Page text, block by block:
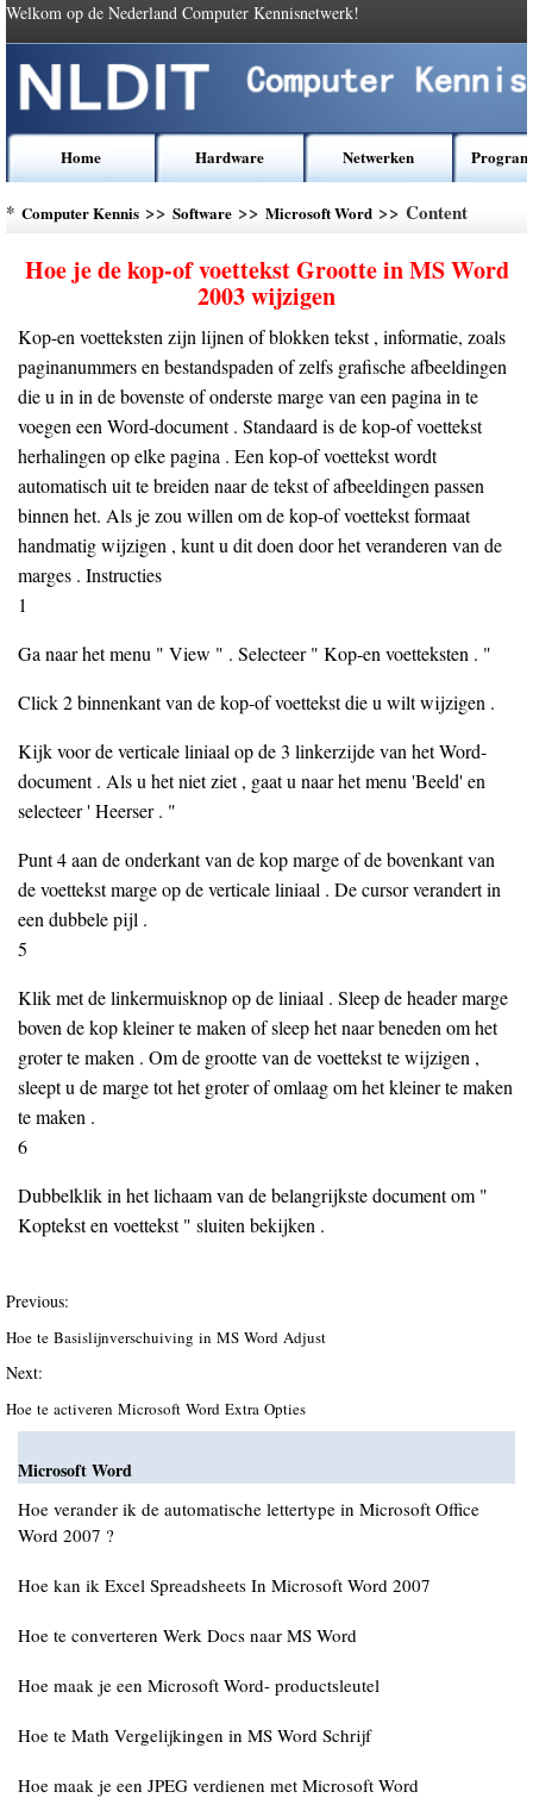
Welkom op de Nederland Computer Kennisnetwerk!
Home Hardware Netwerken
* Computer Kennis >> Software >> Microsoft Word >> Content
Hoe je de kop-of voettekst Grootte in MS Word
2003 wijzigen
Kop-en voetteksten zijn lijnen of blokken tekst , informatie, zoals
paginanummers en bestandspaden of zelfs grafische afbeeldingen
die u in in de bovenste of onderste marge van een pagina in te
voegen een Word-document . Standaard is de kop-of voettekst
herhalingen op elke pagina . Een kop-of voettekst wordt
automatisch uit te breiden naar de tekst of afbeeldingen passen
binnen het. Als je zou willen om de kop-of voettekst formaat
handmatig wijzigen , kunt u dit doen door het veranderen van de
marges . Instructies
1
Ga naar het menu " View " . Selecteer " Kop-en voetteksten . "
Click 2 binnenkant van de kop-of voettekst die u wilt wijzigen .
Kijk voor de verticale liniaal op de 3 linkerzijde van het Word-
document . Als u het niet ziet , gaat u naar het menu 'Beeld' en
selecteer ' Heerser . "
Punt 4 aan de onderkant van de kop marge of de bovenkant van
de voettekst marge op de verticale liniaal . De cursor verandert in
een dubbele pijl .
5
Klik met de linkermuisknop op de liniaal . Sleep de header marge
boven de kop kleiner te maken of sleep het naar beneden om het
groter te maken . Om de grootte van de voettekst te wijzigen ,
sleept u de marge tot het groter of omlaag om het kleiner te maken
te maken .
6
Dubbelklik in het lichaam van de belangrijkste document om "
Koptekst en voettekst " sluiten bekijken .
Previous:
Hoe te Basislijnverschuiving in MS Word Adjust
Next:
Hoe te activeren Microsoft Word Extra Opties
Microsoft Word
Hoe verander ik de automatische lettertype in Microsoft Office
Word 2007 ?
Hoe kan ik Excel Spreadsheets In Microsoft Word 2007
Hoe te converteren Werk Docs naar MS Word
Hoe maak je een Microsoft Word- productsleutel
Hoe te Math Vergelijkingen in MS Word Schrijf
Hoe maak je een JPEG verdienen met Microsoft Word